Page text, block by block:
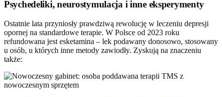
Psychedeliki, neurostymulacja i inne eksperymenty
Ostatnie lata przyniosły prawdziwą rewolucję w leczeniu depresji
opornej na standardowe terapie. W Polsce od 2023 roku
refundowana jest esketamina – lek podawany donosowo, stosowany
u osób, u których inne metody zawiodły. Zyskują na znaczeniu
także: